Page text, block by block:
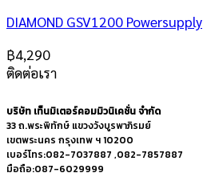
DIAMOND GSV1200 Powersupply
฿4,290
ติดต่อเรา
บริษัท เท็นมิเตอร์คอมมิวนิเคชั่น จำกัด
33 ถ.พระพิทักษ์ แขวงวังบูรพาภิรมย์
เขตพระนคร กรุงเทพ ฯ 10200
เบอร์โทร:082-7037887 ,082-7857887
มือถือ:087-6029999